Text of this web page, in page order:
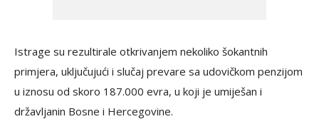
Istrage su rezultirale otkrivanjem nekoliko šokantnih
primjera, uključujući i slučaj prevare sa udovičkom penzijom
u iznosu od skoro 187.000 evra, u koji je umiješan i
državljanin Bosne i Hercegovine.